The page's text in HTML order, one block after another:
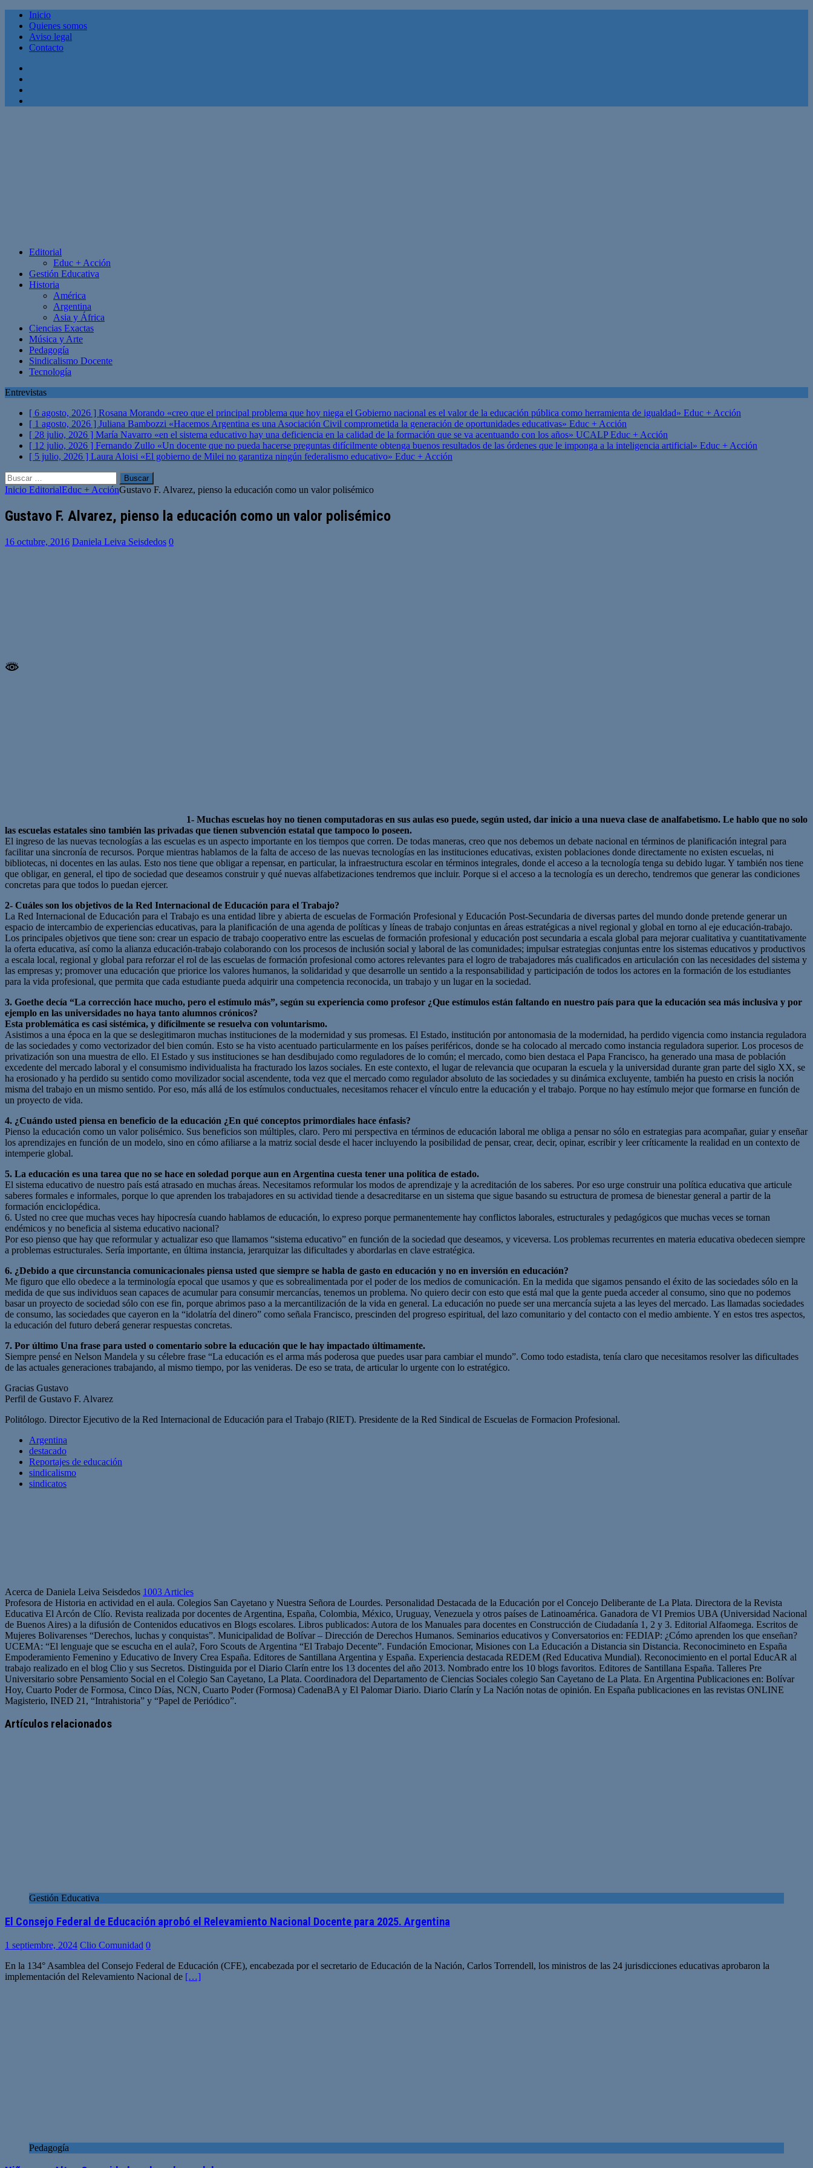
Inicio
Quienes somos
Aviso legal
Contacto
Editorial
Educ + Acción
Gestión Educativa
Historia
América
Argentina
Asia y África
Ciencias Exactas
Música y Arte
Pedagogía
Sindicalismo Docente
Tecnología
Entrevistas
[ 6 agosto, 2026 ] Rosana Morando «creo que el principal problema que hoy niega el Gobierno nacional es el valor de la educación pública como herramienta de igualdad» Educ + Acción
[ 1 agosto, 2026 ] Juliana Bambozzi «Hacemos Argentina es una Asociación Civil comprometida la generación de oportunidades educativas» Educ + Acción
[ 28 julio, 2026 ] María Navarro «en el sistema educativo hay una deficiencia en la calidad de la formación que se va acentuando con los años» UCALPEduc + Acción
[ 12 julio, 2026 ] Fernando Zullo «Un docente que no pueda hacerse preguntas difícilmente obtenga buenos resultados de las órdenes que le imponga a la inteligencia artificial» Educ + Acción
[ 5 julio, 2026 ] Laura Aloisi «El gobierno de Milei no garantiza ningún federalismo educativo» Educ + Acción
Buscar:
Inicio EditorialEduc + AcciónGustavo F. Alvarez, pienso la educación como un valor polisémico
Gustavo F. Alvarez, pienso la educación como un valor polisémico
16 octubre, 2016 Daniela Leiva Seisdedos 0
1- Muchas escuelas hoy no tienen computadoras en sus aulas eso puede, según usted, dar inicio a una nueva clase de analfabetismo. Le hablo que no solo
las escuelas estatales sino también las privadas que tienen subvención estatal que tampoco lo poseen.
El ingreso de las nuevas tecnologías a las escuelas es un aspecto importante en los tiempos que corren. De todas maneras, creo que nos debemos un debate nacional en términos de planificación integral para
facilitar una sincronía de recursos. Porque mientras hablamos de la falta de acceso de las nuevas tecnologías en las instituciones educativas, existen poblaciones donde directamente no existen escuelas, ni
bibliotecas, ni docentes en las aulas. Esto nos tiene que obligar a repensar, en particular, la infraestructura escolar en términos integrales, donde el acceso a la tecnología tenga su debido lugar. Y también nos tiene
que obligar, en general, el tipo de sociedad que deseamos construir y qué nuevas alfabetizaciones tendremos que incluir. Porque si el acceso a la tecnología es un derecho, tendremos que generar las condiciones
concretas para que todos lo puedan ejercer.
2- Cuáles son los objetivos de la Red Internacional de Educación para el Trabajo?
La Red Internacional de Educación para el Trabajo es una entidad libre y abierta de escuelas de Formación Profesional y Educación Post-Secundaria de diversas partes del mundo donde pretende generar un
espacio de intercambio de experiencias educativas, para la planificación de una agenda de políticas y líneas de trabajo conjuntas en áreas estratégicas a nivel regional y global en torno al eje educación-trabajo.
Los principales objetivos que tiene son: crear un espacio de trabajo cooperativo entre las escuelas de formación profesional y educación post secundaria a escala global para mejorar cualitativa y cuantitativamente
la oferta educativa, así como la alianza educación-trabajo colaborando con los procesos de inclusión social y laboral de las comunidades; impulsar estrategias conjuntas entre los sistemas educativos y productivos
a escala local, regional y global para reforzar el rol de las escuelas de formación profesional como actores relevantes para el logro de trabajadores más cualificados en articulación con las necesidades del sistema y
las empresas y; promover una educación que priorice los valores humanos, la solidaridad y que desarrolle un sentido a la responsabilidad y participación de todos los actores en la formación de los estudiantes
para la vida profesional, que permita que cada estudiante pueda adquirir una competencia reconocida, un trabajo y un lugar en la sociedad.
3. Goethe decía “La corrección hace mucho, pero el estímulo más”, según su experiencia como profesor ¿Que estímulos están faltando en nuestro país para que la educación sea más inclusiva y por
ejemplo en las universidades no haya tanto alumnos crónicos?
Esta problemática es casi sistémica, y difícilmente se resuelva con voluntarismo.
Asistimos a una época en la que se deslegitimaron muchas instituciones de la modernidad y sus promesas. El Estado, institución por antonomasia de la modernidad, ha perdido vigencia como instancia reguladora
de las sociedades y como vectorizador del bien común. Esto se ha visto acentuado particularmente en los países periféricos, donde se ha colocado al mercado como instancia reguladora superior. Los procesos de
privatización son una muestra de ello. El Estado y sus instituciones se han desdibujado como reguladores de lo común; el mercado, como bien destaca el Papa Francisco, ha generado una masa de población
excedente del mercado laboral y el consumismo individualista ha fracturado los lazos sociales. En este contexto, el lugar de relevancia que ocuparan la escuela y la universidad durante gran parte del siglo XX, se
ha erosionado y ha perdido su sentido como movilizador social ascendente, toda vez que el mercado como regulador absoluto de las sociedades y su dinámica excluyente, también ha puesto en crisis la noción
misma del trabajo en un mismo sentido. Por eso, más allá de los estímulos conductuales, necesitamos rehacer el vínculo entre la educación y el trabajo. Porque no hay estímulo mejor que formarse en función de
un proyecto de vida.
4. ¿Cuándo usted piensa en beneficio de la educación ¿En qué conceptos primordiales hace énfasis?
Pienso la educación como un valor polisémico. Sus beneficios son múltiples, claro. Pero mi perspectiva en términos de educación laboral me obliga a pensar no sólo en estrategias para acompañar, guiar y enseñar
los aprendizajes en función de un modelo, sino en cómo afiliarse a la matriz social desde el hacer incluyendo la posibilidad de pensar, crear, decir, opinar, escribir y leer críticamente la realidad en un contexto de
intemperie global.
5. La educación es una tarea que no se hace en soledad porque aun en Argentina cuesta tener una política de estado.
El sistema educativo de nuestro país está atrasado en muchas áreas. Necesitamos reformular los modos de aprendizaje y la acreditación de los saberes. Por eso urge construir una política educativa que articule
saberes formales e informales, porque lo que aprenden los trabajadores en su actividad tiende a desacreditarse en un sistema que sigue basando su estructura de promesa de bienestar general a partir de la
formación enciclopédica.
6. Usted no cree que muchas veces hay hipocresía cuando hablamos de educación, lo expreso porque permanentemente hay conflictos laborales, estructurales y pedagógicos que muchas veces se tornan
endémicos y no beneficia al sistema educativo nacional?
Por eso pienso que hay que reformular y actualizar eso que llamamos “sistema educativo” en función de la sociedad que deseamos, y viceversa. Los problemas recurrentes en materia educativa obedecen siempre
a problemas estructurales. Sería importante, en última instancia, jerarquizar las dificultades y abordarlas en clave estratégica.
6. ¿Debido a que circunstancia comunicacionales piensa usted que siempre se habla de gasto en educación y no en inversión en educación?
Me figuro que ello obedece a la terminología epocal que usamos y que es sobrealimentada por el poder de los medios de comunicación. En la medida que sigamos pensando el éxito de las sociedades sólo en la
medida de que sus individuos sean capaces de acumular para consumir mercancías, tenemos un problema. No quiero decir con esto que está mal que la gente pueda acceder al consumo, sino que no podemos
basar un proyecto de sociedad sólo con ese fin, porque abrimos paso a la mercantilización de la vida en general. La educación no puede ser una mercancía sujeta a las leyes del mercado. Las llamadas sociedades
de consumo, las sociedades que cayeron en la “idolatría del dinero” como señala Francisco, prescinden del progreso espiritual, del lazo comunitario y del contacto con el medio ambiente. Y en estos tres aspectos,
la educación del futuro deberá generar respuestas concretas.
7. Por último Una frase para usted o comentario sobre la educación que le hay impactado últimamente.
Siempre pensé en Nelson Mandela y su célebre frase “La educación es el arma más poderosa que puedes usar para cambiar el mundo”. Como todo estadista, tenía claro que necesitamos resolver las dificultades
de las actuales generaciones trabajando, al mismo tiempo, por las venideras. De eso se trata, de articular lo urgente con lo estratégico.
Gracias Gustavo
Perfil de Gustavo F. Alvarez
Politólogo. Director Ejecutivo de la Red Internacional de Educación para el Trabajo (RIET). Presidente de la Red Sindical de Escuelas de Formacion Profesional.
Argentina
destacado
Reportajes de educación
sindicalismo
sindicatos
Acerca de Daniela Leiva Seisdedos 1003 Articles
Profesora de Historia en actividad en el aula. Colegios San Cayetano y Nuestra Señora de Lourdes. Personalidad Destacada de la Educación por el Concejo Deliberante de La Plata. Directora de la Revista
Educativa El Arcón de Clío. Revista realizada por docentes de Argentina, España, Colombia, México, Uruguay, Venezuela y otros países de Latinoamérica. Ganadora de VI Premios UBA (Universidad Nacional
de Buenos Aires) a la difusión de Contenidos educativos en Blogs escolares. Libros publicados: Autora de los Manuales para docentes en Construcción de Ciudadanía 1, 2 y 3. Editorial Alfaomega. Escritos de
Mujeres Bolivarenses “Derechos, luchas y conquistas”. Municipalidad de Bolívar – Dirección de Derechos Humanos. Seminarios educativos y Conversatorios en: FEDIAP: ¿Cómo aprenden los que enseñan?
UCEMA: “El lenguaje que se escucha en el aula?, Foro Scouts de Argentina “El Trabajo Decente”. Fundación Emocionar, Misiones con La Educación a Distancia sin Distancia. Reconocimineto en España
Empoderamiento Femenino y Educativo de Invery Crea España. Editores de Santillana Argentina y España. Experiencia destacada REDEM (Red Educativa Mundial). Reconocimiento en el portal EducAR al
trabajo realizado en el blog Clio y sus Secretos. Distinguida por el Diario Clarín entre los 13 docentes del año 2013. Nombrado entre los 10 blogs favoritos. Editores de Santillana España. Talleres Pre
Universitario sobre Pensamiento Social en el Colegio San Cayetano, La Plata. Coordinadora del Departamento de Ciencias Sociales colegio San Cayetano de La Plata. En Argentina Publicaciones en: Bolívar
Hoy, Cuarto Poder de Formosa, Cinco Días, NCN, Cuarto Poder (Formosa) CadenaBA y El Palomar Diario. Diario Clarín y La Nación notas de opinión. En España publicaciones en las revistas ONLINE
Magisterio, INED 21, “Intrahistoria” y “Papel de Periódico”.
web
Artículos relacionados
Gestión Educativa
El Consejo Federal de Educación aprobó el Relevamiento Nacional Docente para 2025. Argentina
1 septiembre, 2024 Clio Comunidad 0
En la 134° Asamblea del Consejo Federal de Educación (CFE), encabezada por el secretario de Educación de la Nación, Carlos Torrendell, los ministros de las 24 jurisdicciones educativas aprobaron la
implementación del Relevamiento Nacional de […]
Pedagogía